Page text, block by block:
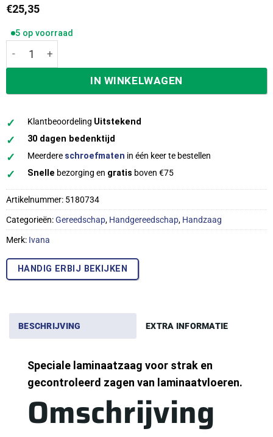
€25,35
5 op voorraad
Ivana Laminaatzaag 450mm U7 56455 aantal
IN WINKELWAGEN
✓ Klantbeoordeling Uitstekend
✓ 30 dagen bedenktijd
✓ Meerdere schroefmaten in één keer te bestellen
✓ Snelle bezorging en gratis boven €75
Artikelnummer: 5180734
Categorieën:Gereedschap, Handgereedschap, Handzaag
Merk: Ivana
HANDIG ERBIJ BEKIJKEN
BESCHRIJVING EXTRA INFORMATIE
Speciale laminaatzaag voor strak en
gecontroleerd zagen van laminaatvloeren.
Omschrijving